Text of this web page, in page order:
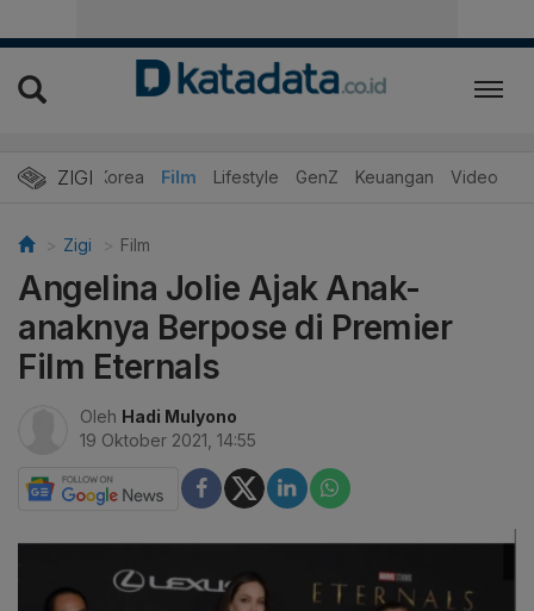
ZIGI
Hits Korea Film Lifestyle GenZ Keuangan Video
Zigi Film
Angelina Jolie Ajak Anak-
anaknya Berpose di Premier
Film Eternals
Oleh Hadi Mulyono
19 Oktober 2021, 14:55